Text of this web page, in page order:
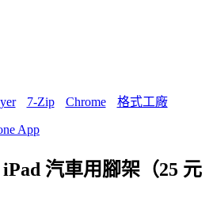
7-Zip Chrome 格式工廠
App
汽車用腳架（25 元